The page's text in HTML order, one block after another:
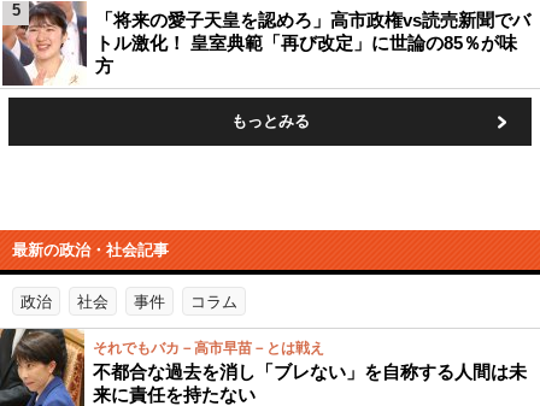
「将来の愛子天皇を認めろ」高市政権vs読売新聞でバ
トル激化！ 皇室典範「再び改定」に世論の85％が味
方
5
もっとみる
最新の政治・社会記事
政治 社会 事件 コラム
それでもバカ－高市早苗－とは戦え
不都合な過去を消し「ブレない」を自称する人間は未
来に責任を持たない